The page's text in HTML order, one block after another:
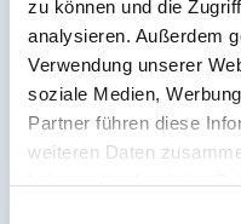
zu können und die
analysieren. Außerdem
Verwendung unserer
soziale Medien,
Partner führen diese
weiteren Daten